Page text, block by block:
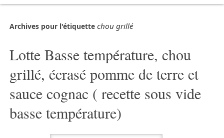
Archives pour l'étiquette chou grillé
Lotte Basse température, chou
grillé, écrasé pomme de terre et
sauce cognac ( recette sous vide
basse température)